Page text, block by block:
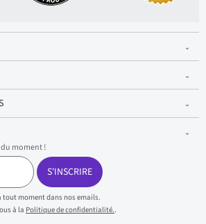
moment !
S'INSCRIRE
tout moment dans nos emails.
à la Politique de confidentialité..